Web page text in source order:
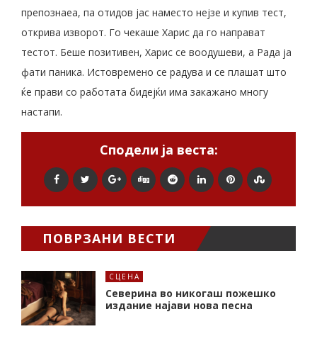
препознаеа, па отидов јас наместо нејзе и купив тест,
открива изворот. Го чекаше Харис да го направат
тестот. Беше позитивен, Харис се воодушеви, а Рада ја
фати паника. Истовремено се радува и се плашaт што
ќе прави со работата бидејќи има закажано многу
настапи.
Сподели ја веста:
ПОВРЗАНИ ВЕСТИ
СЦЕНА
Северина во никогаш пожешко
издание најави нова песна